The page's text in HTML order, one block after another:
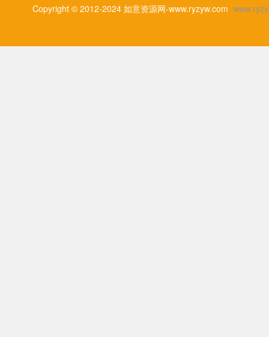
Copyright © 2012-2024 如意资源网-www.ryzyw.com